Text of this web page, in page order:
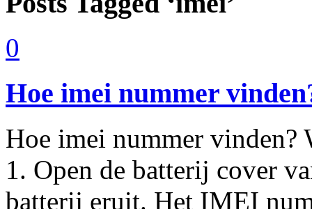
0
Hoe imei nummer
Hoe imei nummer vinden?
1. Open de batterij cover
batterij eruit. Het IMEI